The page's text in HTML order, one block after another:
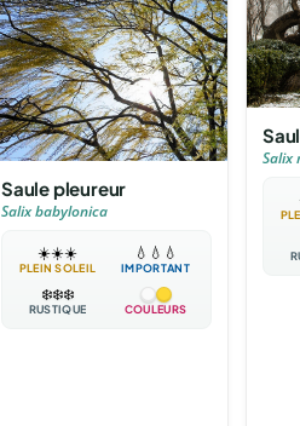
Saule pleureur
Salix babylonica
☀️☀️☀️
PLEIN SOLEIL
💧 💧 💧
IMPORTANT
❄️❄️❄️
RUSTIQUE COULEURS
Salix